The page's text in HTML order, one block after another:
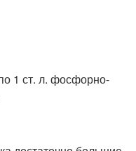
1 ст. л. фосфорно-